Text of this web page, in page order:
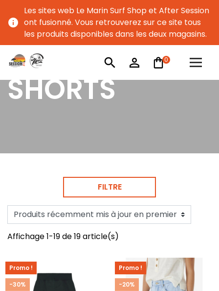
info
Les sites web Le Marin Surf Shop et After Session
ont fusionné. Vous retrouverez sur ce site tous
les produits disponibles dans les deux magasins.
search person_outline 0
SHORTS
FILTRE
Affichage 1-19 de 19 article(s)
Promo !
-30%
Promo !
-20%